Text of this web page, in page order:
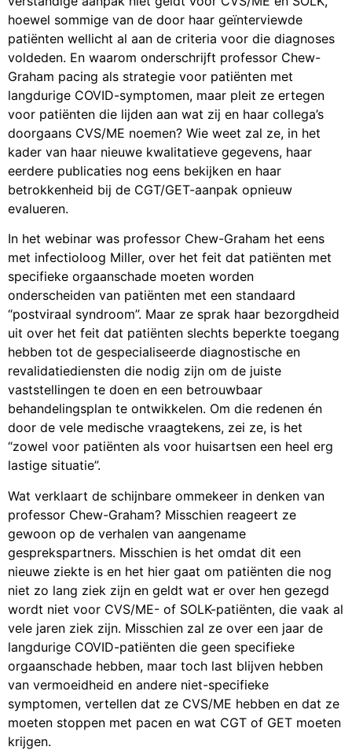
hoewel sommige van de door haar geïnterviewde
patiënten wellicht al aan de criteria voor die diagnoses
voldeden. En waarom onderschrijft professor Chew-
Graham pacing als strategie voor patiënten met
langdurige COVID-symptomen, maar pleit ze ertegen
voor patiënten die lijden aan wat zij en haar collega’s
doorgaans CVS/ME noemen? Wie weet zal ze, in het
kader van haar nieuwe kwalitatieve gegevens, haar
eerdere publicaties nog eens bekijken en haar
betrokkenheid bij de CGT/GET-aanpak opnieuw
evalueren.
In het webinar was professor Chew-Graham het eens
met infectioloog Miller, over het feit dat patiënten met
specifieke orgaanschade moeten worden
onderscheiden van patiënten met een standaard
“postviraal syndroom”. Maar ze sprak haar bezorgdheid
uit over het feit dat patiënten slechts beperkte toegang
hebben tot de gespecialiseerde diagnostische en
revalidatiediensten die nodig zijn om de juiste
vaststellingen te doen en een betrouwbaar
behandelingsplan te ontwikkelen. Om die redenen én
door de vele medische vraagtekens, zei ze, is het
“zowel voor patiënten als voor huisartsen een heel erg
lastige situatie”.
Wat verklaart de schijnbare ommekeer in denken van
professor Chew-Graham? Misschien reageert ze
gewoon op de verhalen van aangename
gesprekspartners. Misschien is het omdat dit een
nieuwe ziekte is en het hier gaat om patiënten die nog
niet zo lang ziek zijn en geldt wat er over hen gezegd
wordt niet voor CVS/ME- of SOLK-patiënten, die vaak al
vele jaren ziek zijn. Misschien zal ze over een jaar de
langdurige COVID-patiënten die geen specifieke
orgaanschade hebben, maar toch last blijven hebben
van vermoeidheid en andere niet-specifieke
symptomen, vertellen dat ze CVS/ME hebben en dat ze
moeten stoppen met pacen en wat CGT of GET moeten
krijgen.